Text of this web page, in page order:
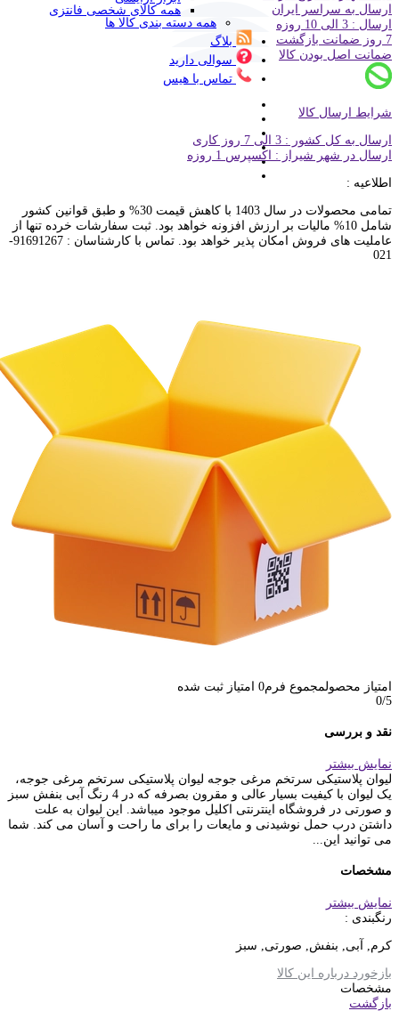
همه کالای شخصی فانتزی
همه دسته بندی کالا ها
بلاگ
سوالی دارید
تماس با هیس
ارسال به سراسر ایران
ارسال : 3 الی 10 روزه
7 روز ضمانت بازگشت
ضمانت اصل بودن کالا
شرایط ارسال کالا
ارسال به کل کشور : 3 الی 7 روز کاری
ارسال در شهر شیراز : اکسپرس 1 روزه
اطلاعیه :
تمامی محصولات در سال 1403 با کاهش قیمت 30% و طبق قوانین کشور
شامل 10% مالیات بر ارزش افزونه خواهد بود. ثبت سفارشات خرده تنها از
عاملیت های فروش امکان پذیر خواهد بود. تماس با کارشناسان : 91691267-
021
امتیاز محصولمجموع فرم0 امتیاز ثبت شده
0/5
نقد و بررسی
نمایش بیشتر
ليوان پلاستيكی سرتخم مرغی جوجه ليوان پلاستيكی سرتخم مرغی جوجه،
یک لیوان با کیفیت بسیار عالی و مقرون بصرفه که در 4 رنگ آبی بنفش سبز
و صورتی در فروشگاه اینترنتی اکلیل موجود میباشد. این لیوان به علت
داشتن درب حمل نوشیدنی و مایعات را برای ما راحت و آسان می کند. شما
می توانید این...
مشخصات
نمایش بیشتر
رنگبندی :
کرم, آبی, بنفش, صورتی, سبز
بازخورد درباره این کالا
مشخصات
بازگشت